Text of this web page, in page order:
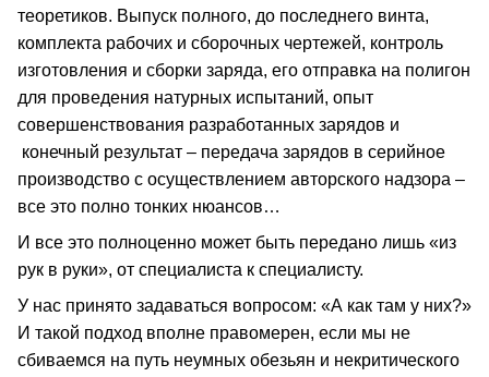
теоретиков. Выпуск полного, до последнего винта,
комплекта рабочих и сборочных чертежей, контроль
изготовления и сборки заряда, его отправка на полигон
для проведения натурных испытаний, опыт
совершенствования разработанных зарядов и
конечный результат – передача зарядов в серийное
производство с осуществлением авторского надзора –
все это полно тонких нюансов…
И все это полноценно может быть передано лишь «из
рук в руки», от специалиста к специалисту.
У нас принято задаваться вопросом: «А как там у них?»
И такой подход вполне правомерен, если мы не
сбиваемся на путь неумных обезьян и некритического